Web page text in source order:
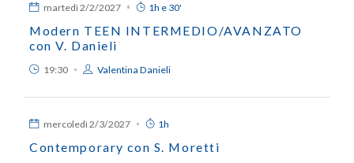
martedì 2/2/2027 1h e 30'
Modern TEEN INTERMEDIO/AVANZATO
con V. Danieli
19:30 Valentina Danieli
mercoledì 2/3/2027 1h
Contemporary con S. Moretti